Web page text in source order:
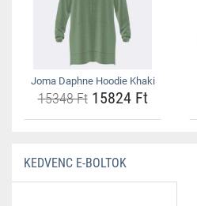
Joma Daphne Hoodie Khaki
15348 Ft15824 Ft
KEDVENC E-BOLTOK